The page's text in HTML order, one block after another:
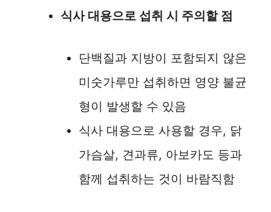
식사 대용으로 섭취 시 주의할 점
단백질과 지방이 포함되지 않은
미숫가루만 섭취하면 영양 불균
형이 발생할 수 있음
식사 대용으로 사용할 경우, 닭
가슴살, 견과류, 아보카도 등과
함께 섭취하는 것이 바람직함